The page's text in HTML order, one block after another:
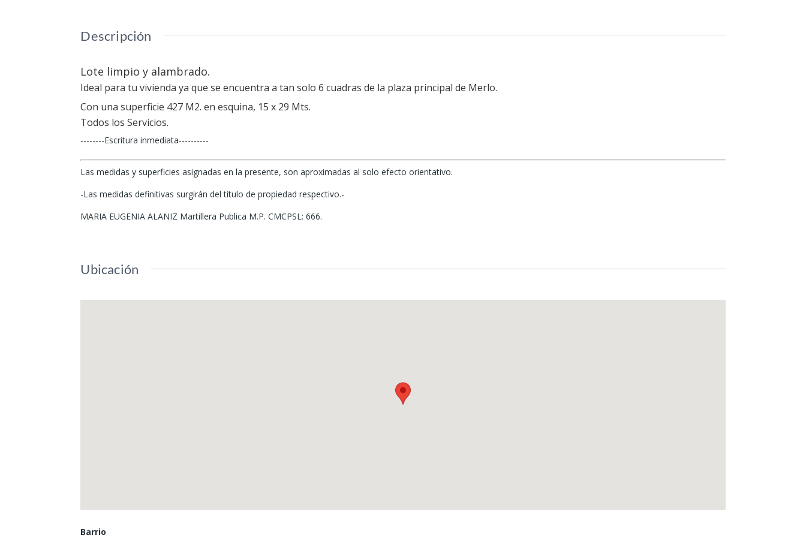
Descripción
Lote limpio y alambrado.
Ideal para tu vivienda ya que se encuentra a tan solo 6 cuadras de la plaza principal de Merlo.
Con una superficie 427 M2. en esquina, 15 x 29 Mts.
Todos los Servicios.
--------Escritura inmediata----------
Las medidas y superficies asignadas en la presente, son aproximadas al solo efecto orientativo.
-Las medidas definitivas surgirán del título de propiedad respectivo.-
MARIA EUGENIA ALANIZ Martillera Publica M.P. CMCPSL: 666.
Ubicación
Barrio